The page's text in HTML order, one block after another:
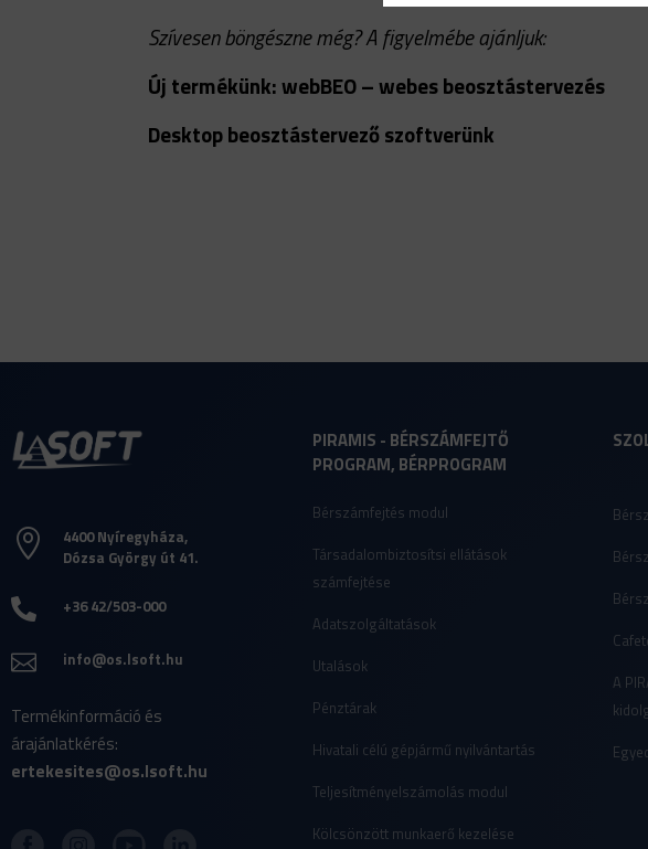
Szívesen böngészne még? A figyelmébe ajánljuk:
Új termékünk: webBEO – webes beosztástervezés
Desktop beosztástervező szoftverünk

4400 Nyíregyháza,
Dózsa György út 41.
 +36 42/503-000
 info@os.lsoft.hu
Termékinformáció és
árajánlatkérés:
ertekesites@os.lsoft.hu
PIRAMIS - BÉRSZÁMFEJTŐ
PROGRAM, BÉRPROGRAM
Bérszámfejtés modul
Társadalombiztosítsi ellátások
számfejtése
Adatszolgáltatások
Utalások
Pénztárak
Hivatali célú gépjármű nyilvántartás
Teljesítményelszámolás modul
Kölcsönzött munkaerő kezelése
A